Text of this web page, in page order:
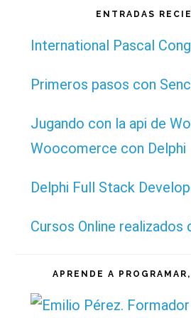
ENTRADAS
International Pascal
Primeros pasos con
Jugando con la api de
Woocomerce con Delphi
Delphi Full Stack
Cursos Online realizados
APRENDE A